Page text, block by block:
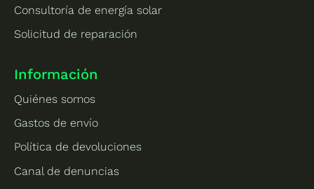
Consultoría de energía solar
Solicitud de reparación
Información
Quiénes somos
Gastos de envío
Política de devoluciones
Canal de denuncias